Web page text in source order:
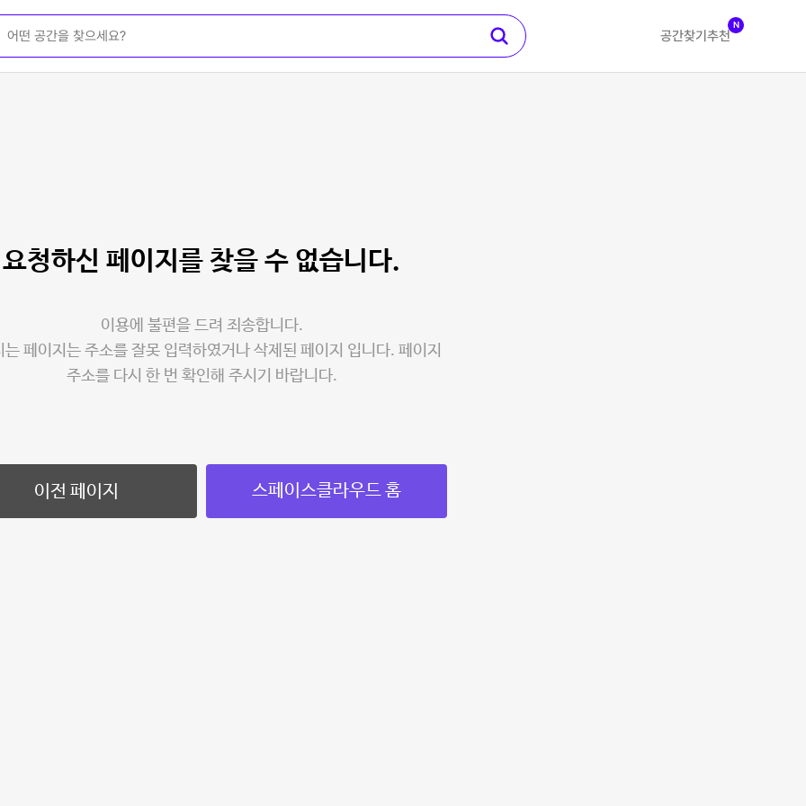
공간찾기 추천
N
요청하신 페이지를 찾을 수 없습니다.
이용에 불편을 드려 죄송합니다.
는 페이지는 주소를 잘못 입력하였거나 삭제된 페이지 입니다. 페이지
주소를 다시 한 번 확인해 주시기 바랍니다.
이전 페이지 스페이스클라우드 홈